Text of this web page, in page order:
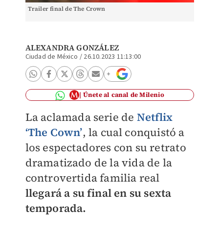
Trailer final de The Crown
ALEXANDRA GONZÁLEZ
Ciudad de México / 26.10.2023 11:13:00
Únete al canal de Milenio
La aclamada serie de Netflix
‘The Cown’, la cual conquistó a
los espectadores con su retrato
dramatizado de la vida de la
controvertida familia real
llegará a su final en su sexta
temporada.